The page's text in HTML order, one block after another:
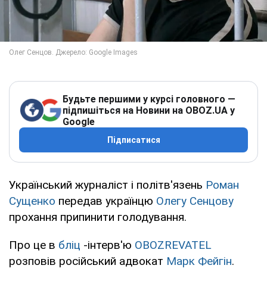
Будьте першими у курсі головного —
підпишіться на Новини на OBOZ.UA у
Google
Підписатися
Український журналіст і політв'язень Роман
Сущенко передав українцю Олегу Сенцову
прохання припинити голодування.
Про це в бліц -інтерв'ю OBOZREVATEL
розповів російський адвокат Марк Фейгін.